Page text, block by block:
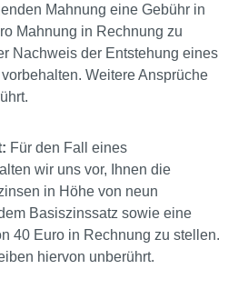
Mahnung eine Gebühr in
Mahnung in Rechnung zu
Nachweis der Entstehung eines
Weitere Ansprüche
Für den Fall eines
wir uns vor, Ihnen die
in Höhe von neun
Basiszinssatz sowie eine
40 Euro in Rechnung zu stellen.
hiervon unberührt.